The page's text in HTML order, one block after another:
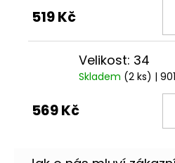
519 Kč
Velikost: 34
Skladem (2 ks) |
569 Kč